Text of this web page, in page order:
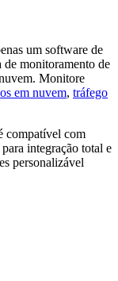
um software de
de monitoramento de
Monitore
em nuvem, tráfego
compatível com
integração total e
personalizável